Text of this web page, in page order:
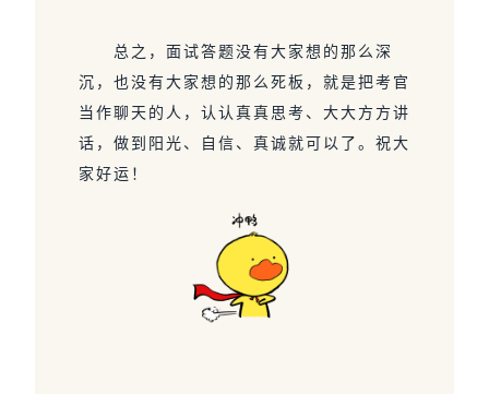
总之，面试答题没有大家想的那么深
沉，也没有大家想的那么死板，就是把考官
当作聊天的人，认认真真思考、大大方方讲
话，做到阳光、自信、真诚就可以了。祝大
家好运！